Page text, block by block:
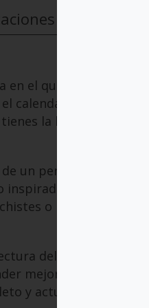
el que estás. Y si te
¿Sabes
la hora precisa de
un personaje ilustre.
Al arrancar la
o historias que
del día. En el
mejor la lectura. Y en
y actualizado así